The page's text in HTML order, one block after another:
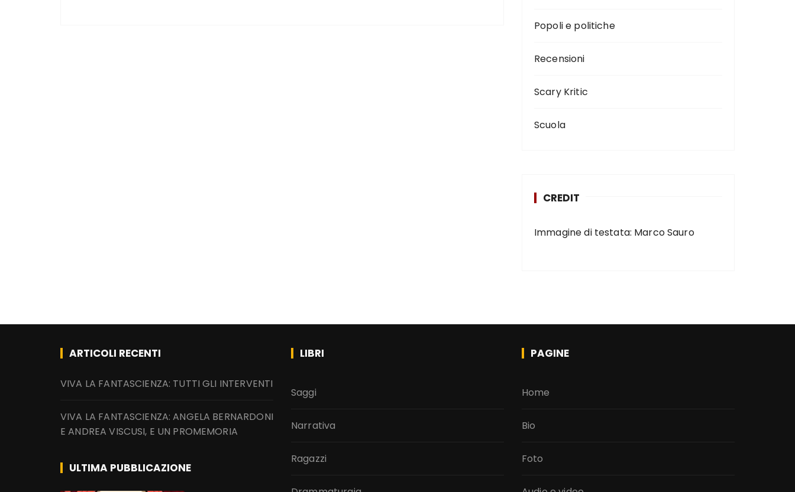
Popoli e politiche
Recensioni
Scary Kritic
Scuola
CREDIT
Immagine di testata: Marco Sauro
ARTICOLI RECENTI
VIVA LA FANTASCIENZA: TUTTI GLI INTERVENTI
VIVA LA FANTASCIENZA: ANGELA BERNARDONI
E ANDREA VISCUSI, E UN PROMEMORIA
ULTIMA PUBBLICAZIONE
LIBRI
Saggi
Narrativa
Ragazzi
PAGINE
Home
Bio
Foto